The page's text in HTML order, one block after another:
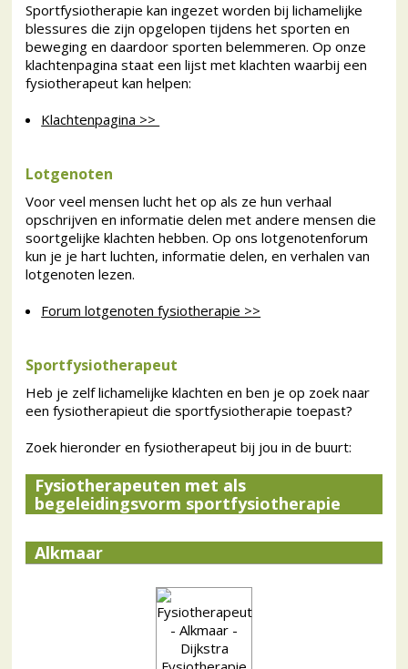
Sportfysiotherapie kan ingezet worden bij lichamelijke
blessures die zijn opgelopen tijdens het sporten en
beweging en daardoor sporten belemmeren. Op onze
klachtenpagina staat een lijst met klachten waarbij een
fysiotherapeut kan helpen:
Klachtenpagina >>
Lotgenoten
Voor veel mensen lucht het op als ze hun verhaal
opschrijven en informatie delen met andere mensen die
soortgelijke klachten hebben. Op ons lotgenotenforum
kun je je hart luchten, informatie delen, en verhalen van
lotgenoten lezen.
Forum lotgenoten fysiotherapie >>
Sportfysiotherapeut
Heb je zelf lichamelijke klachten en ben je op zoek naar
een fysiotherapieut die sportfysiotherapie toepast?
Zoek hieronder en fysiotherapeut bij jou in de buurt:
Fysiotherapeuten met als
begeleidingsvorm sportfysiotherapie
Alkmaar